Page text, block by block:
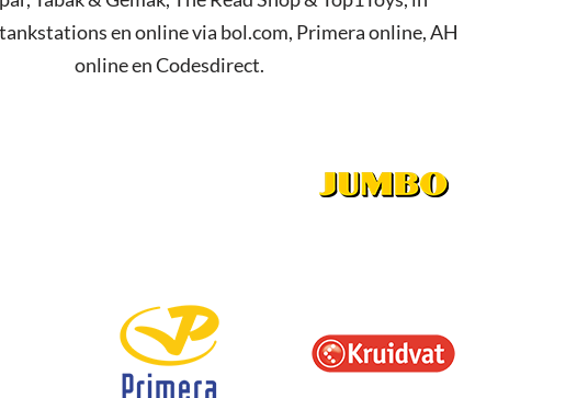
en online via bol.com, Primera online, AH
online en Codesdirect.